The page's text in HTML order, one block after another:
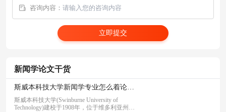
咨询内容：
立即提交
新闻学论文干货
斯威本科技大学新闻学专业怎么着论文选题？
斯威本科技大学(Swinburne University of
Technology)建校于1908年，位于维多利亚州首